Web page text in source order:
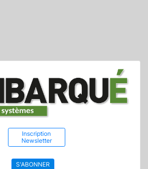
Inscription
Newsletter
S'ABONNER